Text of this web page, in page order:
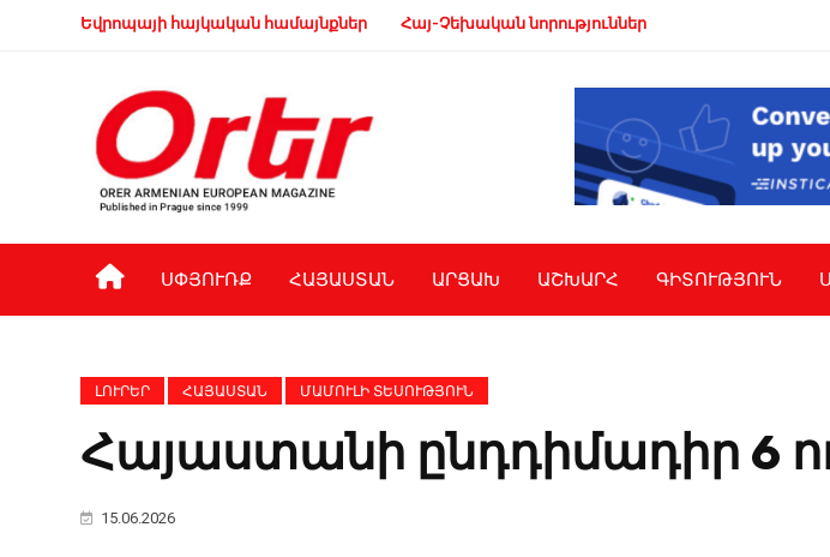
Եվրոպայի հայկական համայնքներ Հայ-Չեխական նորություններ
ՍՓՅՈՒՌՔ ՀԱՅԱՍՏԱՆ ԱՐՑԱԽ ԱՇԽԱՐՀ ԳԻՏՈՒԹՅՈՒՆ
ԼՈՒՐԵՐ ՀԱՅԱՍՏԱՆ ՄԱՄՈՒԼԻ ՏԵՍՈՒԹՅՈՒՆ
Հայաստանի ընդդիմադիր 6
15.06.2026